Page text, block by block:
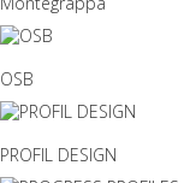
OSB
PROFIL DESIGN